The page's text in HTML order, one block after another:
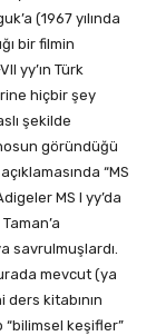
(1967 yılında
bir filmin
yy’ın Türk
hiçbir şey
şekilde
göründüğü
“MS
MS I yy’da
savrulmuşlardı.
mevcut (ya
kitabının
“bilimsel keşifler”